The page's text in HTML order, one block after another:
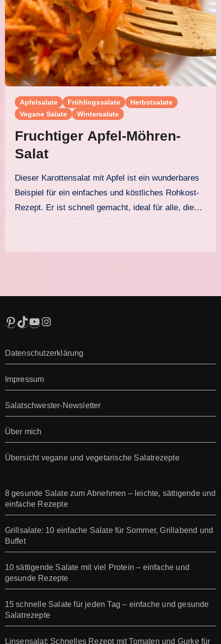
Apfelsalate Frühlingssalate
Herbstsalate
Vegane Salate
Wintersalate
Fruchtiger Apfel-Möhren-
Salat
Dieser Karottensalat mit Apfel ist ein wunderbares
Beispiel für ein einfaches und köstliches Rohkost-
Rezept. Er ist schnell gemacht, ideal für alle, die…
Pinterest
TikTok
YouTube
Instagram
Datenschutzerklärung
Impressum
Salatschwester-Newsletter
Über mich
Übersicht vegane und vegetarische Salatrezepte
8 gesunde Salate zum Abnehmen – leichte, sättigende und
einfache Rezepte
Grillsalate: 10 einfache Salate für Sommer, Grillabend und
Buffet
10 sättigende Salate mit viel Protein – einfache und
gesunde Rezepte
15 schnelle Salate für jeden Tag – einfache und gesunde
Salatrezepte
Linsensalat: Schnelles Rezept mit Tomaten und Gurke für